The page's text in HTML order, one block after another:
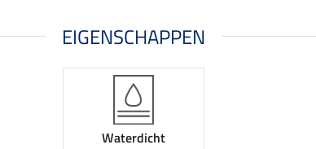
EIGENSCHAPPEN
Waterdicht